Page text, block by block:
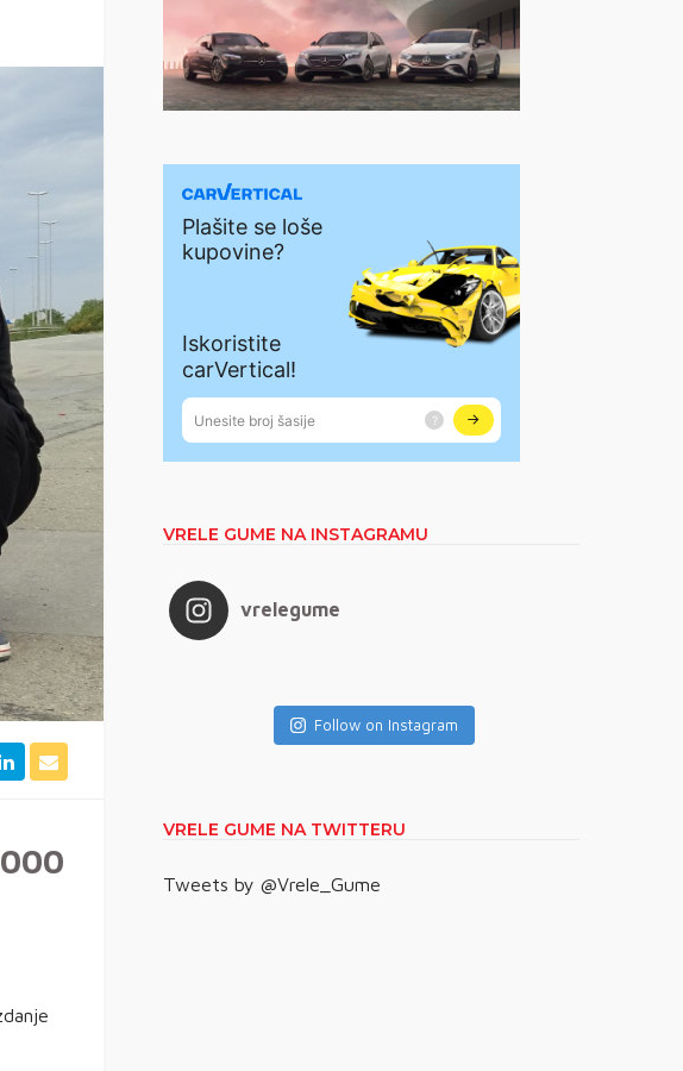
VRELE GUME NA INSTAGRAMU
vrelegume
Follow on Instagram
VRELE GUME NA TWITTERU
Tweets by @Vrele_Gume